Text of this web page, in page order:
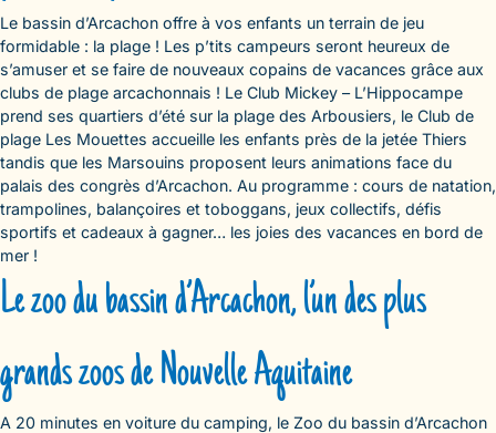
Le bassin d’Arcachon offre à vos enfants un terrain de jeu
formidable : la plage ! Les p’tits campeurs seront heureux de
s’amuser et se faire de nouveaux copains de vacances grâce aux
clubs de plage arcachonnais ! Le Club Mickey – L’Hippocampe
prend ses quartiers d’été sur la plage des Arbousiers, le Club de
plage Les Mouettes accueille les enfants près de la jetée Thiers
tandis que les Marsouins proposent leurs animations face du
palais des congrès d’Arcachon. Au programme : cours de natation,
trampolines, balançoires et toboggans, jeux collectifs, défis
sportifs et cadeaux à gagner… les joies des vacances en bord de
mer !
Le zoo du bassin d’Arcachon, l’un des plus
grands zoos de Nouvelle Aquitaine
A 20 minutes en voiture du camping, le Zoo du bassin d’Arcachon